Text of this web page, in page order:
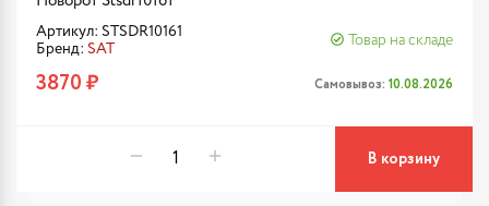
Артикул: STSDR10161
Бренд: SAT
Товар на складе
3870 ₽ Самовывоз: 10.08.2026
В корзину